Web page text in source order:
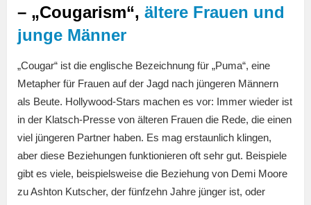
– „Cougarism“, ältere Frauen und
junge Männer
„Cougar“ ist die englische Bezeichnung für „Puma“, eine
Metapher für Frauen auf der Jagd nach jüngeren Männern
als Beute. Hollywood-Stars machen es vor: Immer wieder ist
in der Klatsch-Presse von älteren Frauen die Rede, die einen
viel jüngeren Partner haben. Es mag erstaunlich klingen,
aber diese Beziehungen funktionieren oft sehr gut. Beispiele
gibt es viele, beispielsweise die Beziehung von Demi Moore
zu Ashton Kutscher, der fünfzehn Jahre jünger ist, oder